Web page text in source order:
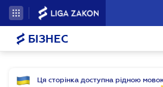
БІЗНЕС
Ця сторінка доступна рідною